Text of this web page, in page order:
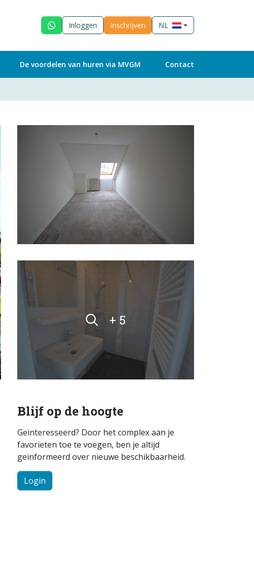
Inloggen Inschrijven NL
De voordelen van huren via MVGM Contact
+ 5
Blijf op de hoogte
Geïnteresseerd? Door het complex aan je
favorieten toe te voegen, ben je altijd
geïnformeerd over nieuwe beschikbaarheid.
Login